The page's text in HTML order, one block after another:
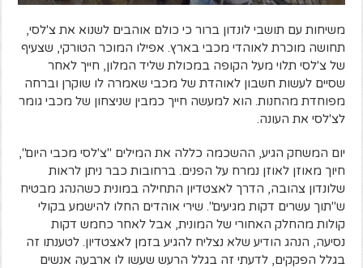
משיחות עם תושבי לונדון ברור כי כולם אוהבים לשנוא את צ'לסי,
תחושה מוכרת לאוהדי מכבי בארץ. אפילו המוכר הטורקי, שצעיף
של צ'לסי תלוי מעל הקופה במכולת שליד המלון, חייך לאחר
שסיים לעשות חשבון לאוהדת של מכבי שאמרה לו שוקרן וברחה
מפוחדת מהחנות. הוא למעשה חייך כמבין שניצחון של מכבי גומר
לצ'לסי את העונה.
יום המשחק הגיע, ההשכמה כללה את המילים "צ'לסי מכבי היום",
חיוך מאוזן לאוזן נמרח על הפנים. ברחובות כבר ניתן לראות
שלונדון צהובה, הדרך לאצטדיון התחילה במונית כשהנהג מבטיח
ש"תוך עשרים דקות מגיעים". שירי אוהדים החלו להישמע בקולי
קולות מהחלק האחורי של המונית, אבל לאחר כחמש דקות
נסיעה, הנהג הודיע שלא נצליח להגיע בזמן לאצטדיון. לטענתו זה
בגלל הפקקים, לדעתי זה בגלל הרעש שעשו לו ארבעה אנשים